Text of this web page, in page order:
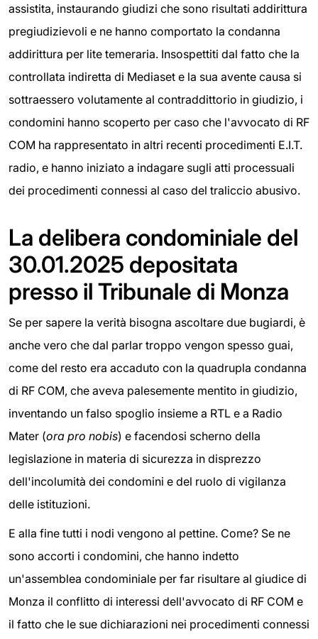
assistita, instaurando giudizi che sono risultati addirittura
pregiudizievoli e ne hanno comportato la condanna
addirittura per lite temeraria. Insospettiti dal fatto che la
controllata indiretta di Mediaset e la sua avente causa si
sottraessero volutamente al contraddittorio in giudizio, i
condomini hanno scoperto per caso che l'avvocato di RF
COM ha rappresentato in altri recenti procedimenti E.I.T.
radio, e hanno iniziato a indagare sugli atti processuali
dei procedimenti connessi al caso del traliccio abusivo.
La delibera condominiale del
30.01.2025 depositata
presso il Tribunale di Monza
Se per sapere la verità bisogna ascoltare due bugiardi, è
anche vero che dal parlar troppo vengon spesso guai,
come del resto era accaduto con la quadrupla condanna
di RF COM, che aveva palesemente mentito in giudizio,
inventando un falso spoglio insieme a RTL e a Radio
Mater (ora pro nobis) e facendosi scherno della
legislazione in materia di sicurezza in disprezzo
dell'incolumità dei condomini e del ruolo di vigilanza
delle istituzioni.
E alla fine tutti i nodi vengono al pettine. Come? Se ne
sono accorti i condomini, che hanno indetto
un'assemblea condominiale per far risultare al giudice di
Monza il conflitto di interessi dell'avvocato di RF COM e
il fatto che le sue dichiarazioni nei procedimenti connessi